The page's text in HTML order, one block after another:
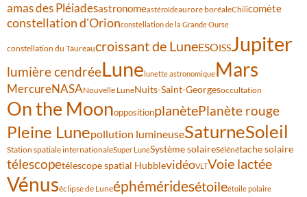
amas des Pléiadesastronomeastéroïdeaurore boréaleChilicomète
constellation d'Orionconstellation de la Grande Ourse
constellation du Taureaucroissant de LuneESOISSJupiter
lumière cendréeLune lunette astronomiqueMars
MercureNASANouvelle LuneNuits-Saint-Georgesoccultation
On the MoonoppositionplanètePlanète rouge
Pleine Lunepollution lumineuseSaturneSoleil
Station spatiale internationaleSuper LuneSystème solaireSélénétache solaire
télescopetélescope spatial HubblevidéoVLTVoie lactée
Vénuséclipse de Luneéphéméridesétoileétoile polaire